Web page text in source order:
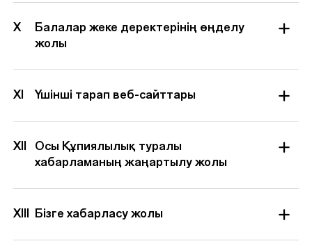
X
Балалар жеке деректерінің өңделу
жолы
XI Үшінші тарап веб-сайттары
XII
Осы Құпиялылық туралы
хабарламаның жаңартылу жолы
XIII Бізге хабарласу жолы